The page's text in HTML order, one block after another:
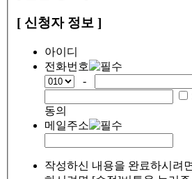
[ 신청자 정보 ]
아이디
전화번호
-
동의
메일주소
작성하신 내용을 완료하시려